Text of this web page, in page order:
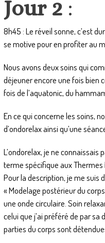
Jour 2:
8h45 : Le réveil sonne, c’est
se motive pour en profiter au
Nous avons deux soins qui
déjeuner encore une fois bien
fois de l’aquatonic, du
En ce qui concerne les soins,
d’ondorelax ainsi qu’une
L’ondorelax, je ne connaissais
terme spécifique aux Thermes
Pour la description, je me suis
« Modelage postérieur du
une onde circulaire. Soin
celui que j’ai préféré de par sa
parties du corps sont